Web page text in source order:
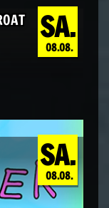
SA.
08.08.
SA.
08.08.